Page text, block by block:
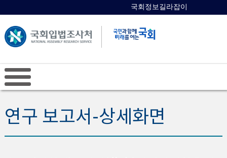
국회정보길라잡이
연구 보고서-상세화면